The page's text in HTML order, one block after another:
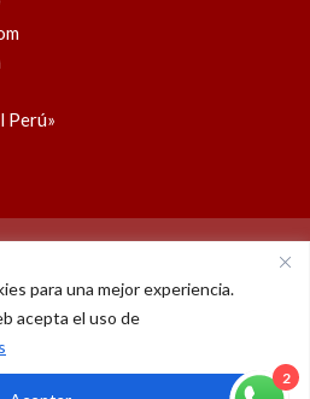
para una mejor experiencia.
acepta el uso de
Perú»
YoutubeInstagram
X
2026 – Perú Católico | 14 años
2